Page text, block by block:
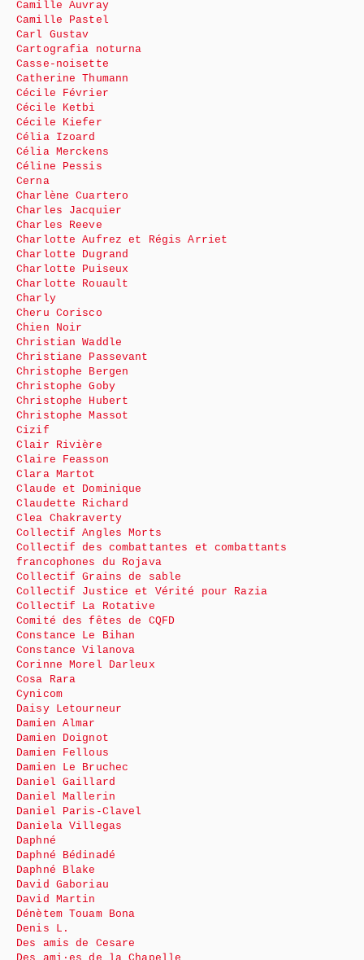
Camille Auvray
Camille Pastel
Carl Gustav
Cartografia noturna
Casse-noisette
Catherine Thumann
Cécile Février
Cécile Ketbi
Cécile Kiefer
Célia Izoard
Célia Merckens
Céline Pessis
Cerna
Charlène Cuartero
Charles Jacquier
Charles Reeve
Charlotte Aufrez et Régis Arriet
Charlotte Dugrand
Charlotte Puiseux
Charlotte Rouault
Charly
Cheru Corisco
Chien Noir
Christian Waddle
Christiane Passevant
Christophe Bergen
Christophe Goby
Christophe Hubert
Christophe Massot
Cizif
Clair Rivière
Claire Feasson
Clara Martot
Claude et Dominique
Claudette Richard
Clea Chakraverty
Collectif Angles Morts
Collectif des combattantes et combattants
francophones du Rojava
Collectif Grains de sable
Collectif Justice et Vérité pour Razia
Collectif La Rotative
Comité des fêtes de CQFD
Constance Le Bihan
Constance Vilanova
Corinne Morel Darleux
Cosa Rara
Cynicom
Daisy Letourneur
Damien Almar
Damien Doignot
Damien Fellous
Damien Le Bruchec
Daniel Gaillard
Daniel Mallerin
Daniel Paris-Clavel
Daniela Villegas
Daphné
Daphné Bédinadé
Daphné Blake
David Gaboriau
David Martin
Dénètem Touam Bona
Denis L.
Des amis de Cesare